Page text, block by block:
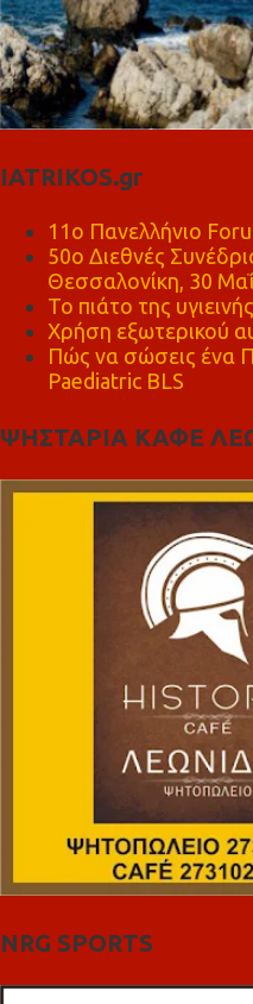
IATRIKOS.gr
11ο Πανελλήνιο
50ο Διεθνές
Θεσσαλονίκη, 30
Το πιάτο της
Χρήση εξωτερικού
Πώς να σώσεις ένα
Paediatric BLS
ΨΗΣΤΑΡΙΑ ΚΑΦΕ
NRG SPORTS